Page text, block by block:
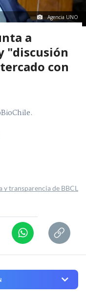
Agencia UNO
a
"discusión
con
y transparencia de BBCL